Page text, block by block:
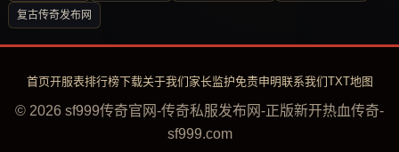
复古传奇发布网
首页开服表排行榜下载关于我们 家长监护免责申明联系我们TXT地图
© 2026 sf999传奇官网-传奇私服发布网-正版新开热血传奇-
sf999.com